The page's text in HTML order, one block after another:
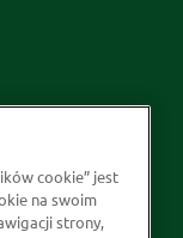
cookie” jest
na swoim
strony,